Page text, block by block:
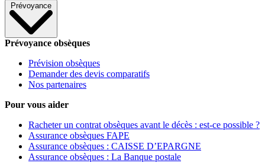
Prévoyance
Prévoyance obsèques
Prévision obsèques
Demander des devis comparatifs
Nos partenaires
Pour vous aider
Racheter un contrat obsèques avant le décès : est-ce possible ?
Assurance obsèques FAPE
Assurance obsèques : CAISSE D’EPARGNE
Assurance obsèques : La Banque postale